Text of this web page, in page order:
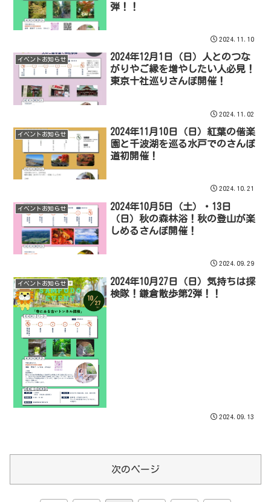
弾！！
2024.11.10
イベントお知らせ
2024年12月1日（日）人とのつな
がりやご縁を増やしたい人必見！
東京十社巡りさんぽ開催！
2024.11.02
イベントお知らせ
2024年11月10日（日）紅葉の偕楽
園と千波湖を巡る水戸でのさんぽ
道初開催！
2024.10.21
イベントお知らせ
2024年10月5日（土）・13日
（日）秋の森林浴！秋の登山が楽
しめるさんぽ開催！
2024.09.29
イベントお知らせ
2024年10月27日（日）気持ちは探
検隊！鎌倉散歩第2弾！！
2024.09.13
次のページ